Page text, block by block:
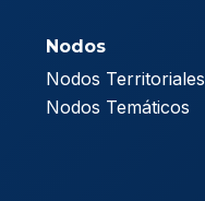
Nodos
Nodos Territoriales
Nodos Temáticos